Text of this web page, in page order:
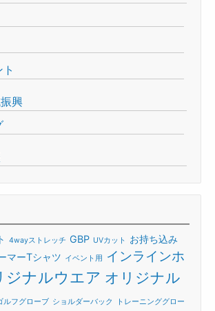
興
4wayストレッチ GBP UVカット
お持ち込み
マーTシャツ イベント用
インラインホ
ジナルウエア オリジナル
ルフグローブ ショルダーバック トレーニンググロー